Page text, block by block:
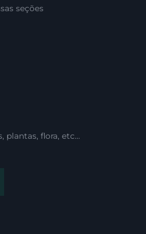
seções
plantas, flora, etc…